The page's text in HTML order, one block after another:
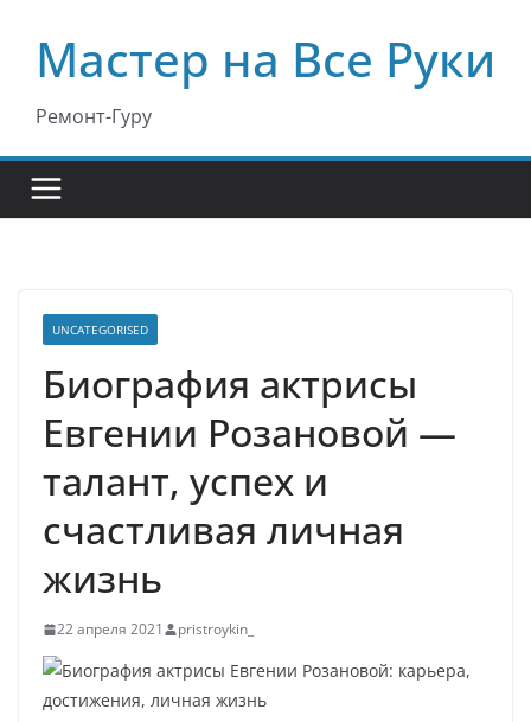
содержимому
Мастер на Все Руки
Ремонт-Гуру
UNCATEGORISED
Биография актрисы
Евгении Розановой —
талант, успех и
счастливая личная
жизнь
22 апреля 2021 pristroykin_